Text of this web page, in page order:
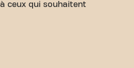
ceux qui souhaitent